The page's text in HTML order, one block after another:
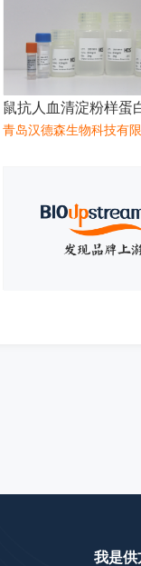
青岛汉德森生物科技有
我是供